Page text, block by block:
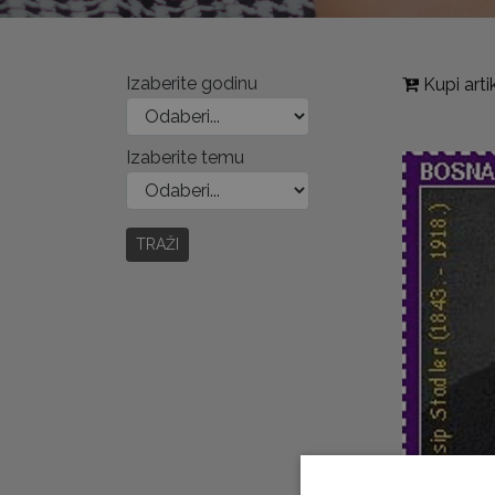
Izaberite godinu
Izaberite temu
TRAŽI
Kupi